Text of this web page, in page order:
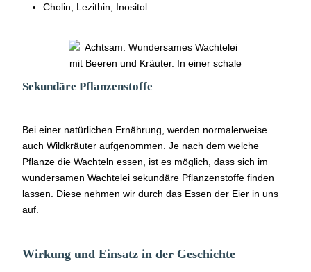
Cholin, Lezithin, Inositol
Sekundäre Pflanzenstoffe
Bei einer natürlichen Ernährung, werden normalerweise
auch Wildkräuter aufgenommen. Je nach dem welche
Pflanze die Wachteln essen, ist es möglich, dass sich im
wundersamen Wachtelei sekundäre Pflanzenstoffe finden
lassen. Diese nehmen wir durch das Essen der Eier in uns
auf.
Wirkung und Einsatz in der Geschichte